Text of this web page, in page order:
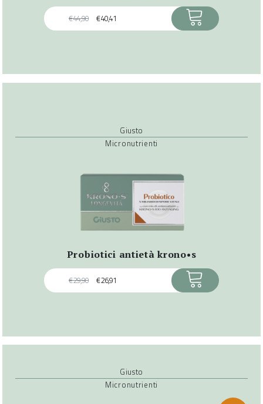
€44,90 €40,41 ACQUISTA
Giusto
Micronutrienti
probiotici antietà krono•s
€29,90 €26,91 ACQUISTA
Giusto
Micronutrienti